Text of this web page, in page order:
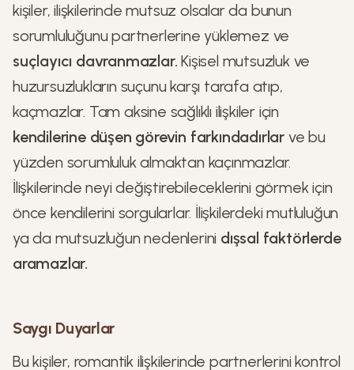
kişiler, ilişkilerinde mutsuz olsalar da bunun
sorumluluğunu partnerlerine yüklemez ve
suçlayıcı davranmazlar.Kişisel mutsuzluk ve
huzursuzlukların suçunu karşı tarafa atıp,
kaçmazlar. Tam aksine sağlıklı ilişkiler için
kendilerine düşen görevin farkındadırlar ve bu
yüzden sorumluluk almaktan kaçınmazlar.
İlişkilerinde neyi değiştirebileceklerini görmek için
önce kendilerini sorgularlar. İlişkilerdeki mutluluğun
ya da mutsuzluğun nedenlerini dışsal faktörlerde
aramazlar.
Saygı Duyarlar
Bu kişiler, romantik ilişkilerinde partnerlerini kontrol